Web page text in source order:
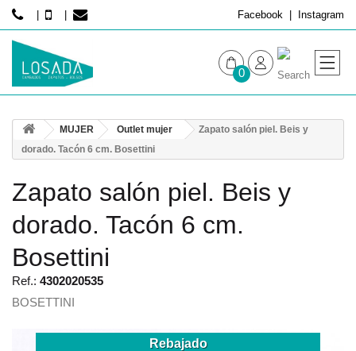
Facebook Instagram
0
HOMBRE
MUJER Outlet mujer
Zapato salón piel. Beis y
dorado. Tacón 6 cm. Bosettini
Zapato salón piel. Beis y
dorado. Tacón 6 cm.
Bosettini
Ref.: 4302020535
BOSETTINI
Rebajado